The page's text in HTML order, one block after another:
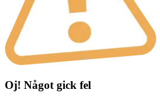
Oj! Något gick fel